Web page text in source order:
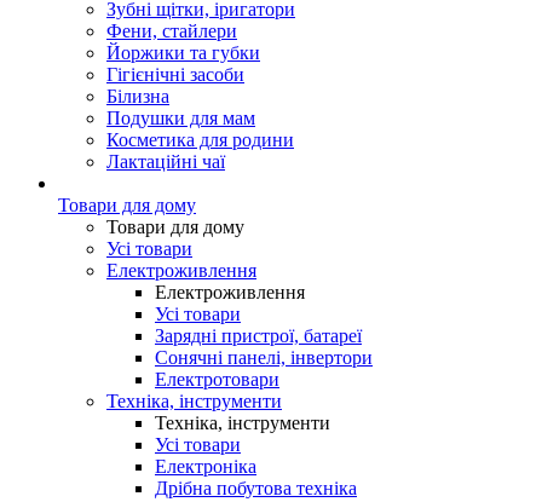
Зубні щітки, іригатори
Фени, стайлери
Йоржики та губки
Гігієнічні засоби
Білизна
Подушки для мам
Косметика для родини
Лактаційні чаї
Товари для дому
Товари для дому
Усі товари
Електроживлення
Електроживлення
Усі товари
Зарядні пристрої, батареї
Сонячні панелі, інвертори
Електротовари
Техніка, інструменти
Техніка, інструменти
Усі товари
Електроніка
Дрібна побутова техніка